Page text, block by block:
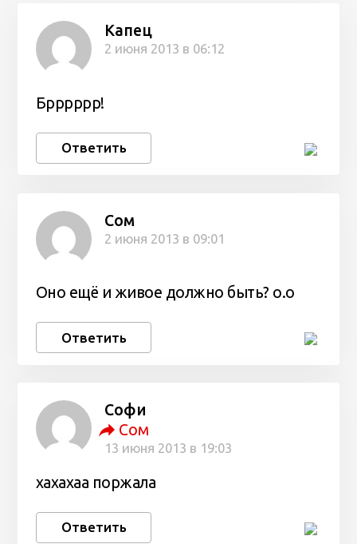
Капец
2 июня 2013 в 06:12
Брррррр!
Ответить
Сом
2 июня 2013 в 09:01
Оно ещё и живое должно быть? о.о
Ответить
Софи
Сом
13 июня 2013 в 19:03
хахахаа поржала
Ответить